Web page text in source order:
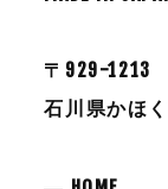
〒929-1213
石川県かほ